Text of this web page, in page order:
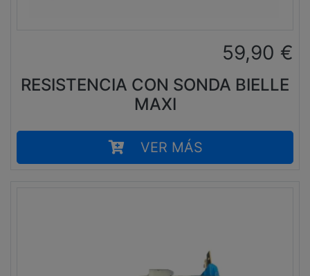
59,90 €
RESISTENCIA CON SONDA BIELLE
MAXI
VER MÁS